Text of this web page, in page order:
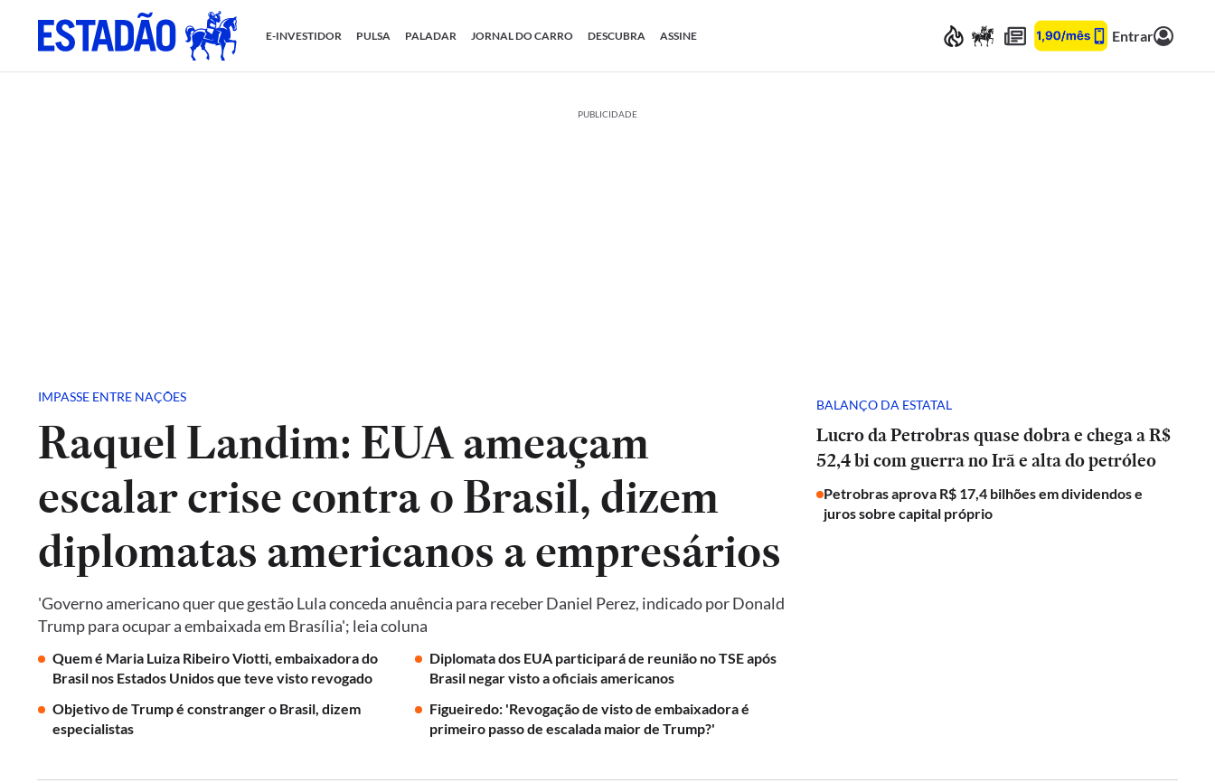
E-INVESTIDOR PULSA PALADAR JORNAL DO CARRO DESCUBRA ASSINE Entrar
PUBLICIDADE
IMPASSE ENTRE NAÇÕES
Raquel Landim: EUA ameaçam
escalar crise contra o Brasil, dizem
diplomatas americanos a empresários
'Governo americano quer que gestão Lula conceda anuência para receber Daniel Perez, indicado por Donald
Trump para ocupar a embaixada em Brasília'; leia coluna
Quem é Maria Luiza Ribeiro Viotti, embaixadora do
Brasil nos Estados Unidos que teve visto revogado
Diplomata dos EUA participará de reunião no TSE após
Brasil negar visto a oficiais americanos
Objetivo de Trump é constranger o Brasil, dizem
especialistas
Figueiredo: 'Revogação de visto de embaixadora é
primeiro passo de escalada maior de Trump?'
BALANÇO DA ESTATAL
Lucro da Petrobras quase dobra e chega a R$
52,4 bi com guerra no Irã e alta do petróleo
Petrobras aprova R$ 17,4 bilhões em dividendos e
juros sobre capital próprio